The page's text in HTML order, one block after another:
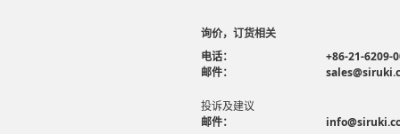
询价，订货相关
电话：
+86-21-6209-
邮件：
投诉及建议
邮件：